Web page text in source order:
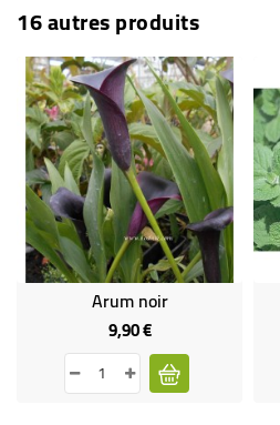
16 autres produits
Arum noir
9,90 €Prix